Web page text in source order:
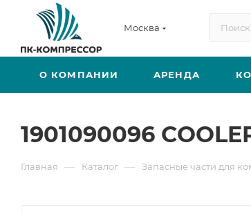
Москва
О КОМПАНИИ АРЕНДА
1901090096
Главная — Каталог — Запасные части для